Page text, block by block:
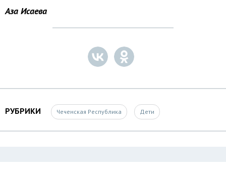
Аза Исаева
РУБРИКИ Чеченская Республика Дети